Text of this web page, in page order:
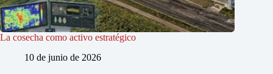
La cosecha como activo estratégico
10 de junio de 2026